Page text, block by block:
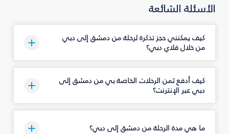
الأسئلة الشائعة
كيف يمكنني حجز تذكرة لرحلة من دمشق إلى دبي
من خلال فلاي دبي؟
كيف أدفع ثمن الرحلات الخاصة بي من دمشق إلى
دبي عبر الإنترنت؟
ما هي مدة الرحلة من دمشق إلى دبي؟